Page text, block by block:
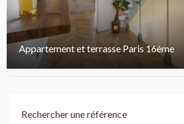
Appartement et terrasse Paris 16ème
Rechercher une référence